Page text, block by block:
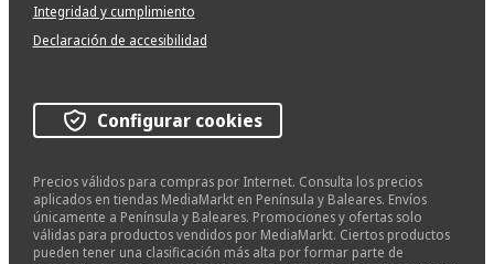
Integridad y cumplimiento
Declaración de accesibilidad
Configurar cookies
Precios válidos para compras por Internet. Consulta los precios
aplicados en tiendas MediaMarkt en Península y Baleares. Envíos
únicamente a Península y Baleares. Promociones y ofertas solo
válidas para productos vendidos por MediaMarkt. Ciertos productos
pueden tener una clasificación más alta por formar parte de